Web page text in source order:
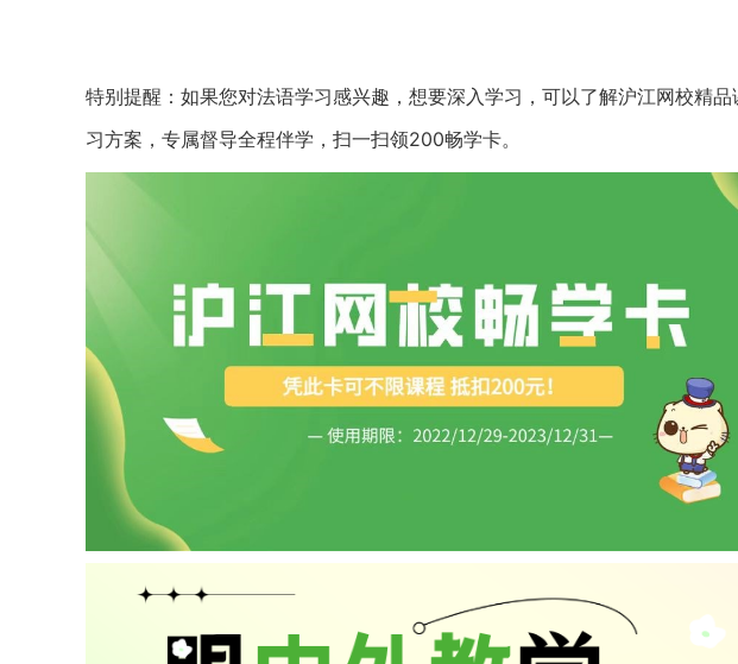
特别提醒：如果您对法语学习感兴趣，想要深入学习，可以了解沪江网校精
习方案，专属督导全程伴学，扫一扫领200畅学卡。